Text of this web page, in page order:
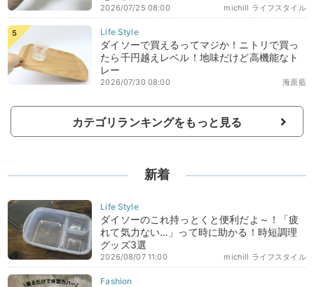
michill ライフスタイル
2026/07/25 08:00
ダイソーで買えるってマジか！ニトリで買っ
たら千円越えレベル！地味だけど高機能なト
レー
海原藍
2026/07/30 08:00
カテゴリランキングをもっと見る
新着
ダイソーのこれ持っとくと便利だよ～！「疲
れて気力ない…」って時に助かる！時短調理
グッズ3選
michill ライフスタイル
2026/08/07 11:00